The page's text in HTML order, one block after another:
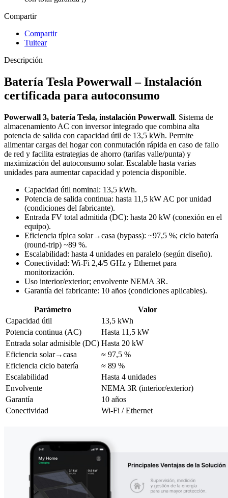
Compartir
Compartir
Tuitear
Descripción
Batería Tesla Powerwall – Instalación
certificada para autoconsumo
Powerwall 3, batería Tesla, instalación Powerwall. Sistema de
almacenamiento AC con inversor integrado que combina alta
potencia de salida con capacidad útil de 13,5 kWh. Permite
alimentar cargas del hogar con conmutación rápida en caso de fallo
de red y facilita estrategias de ahorro (tarifas valle/punta) y
maximización del autoconsumo solar. Escalable hasta varias
unidades para aumentar capacidad y potencia disponible.
Capacidad útil nominal: 13,5 kWh.
Potencia de salida continua: hasta 11,5 kW AC por unidad
(condiciones del fabricante).
Entrada FV total admitida (DC): hasta 20 kW (conexión en el
equipo).
Eficiencia típica solar→casa (bypass): ~97,5 %; ciclo batería
(round-trip) ~89 %.
Escalabilidad: hasta 4 unidades en paralelo (según diseño).
Conectividad: Wi-Fi 2,4/5 GHz y Ethernet para
monitorización.
Uso interior/exterior; envolvente NEMA 3R.
Garantía del fabricante: 10 años (condiciones aplicables).
Parámetro
Valor
Capacidad útil
13,5 kWh
Potencia continua (AC)
Hasta 11,5 kW
Entrada solar admisible (DC) Hasta 20 kW
Eficiencia solar→casa
≈ 97,5 %
Eficiencia ciclo batería
≈ 89 %
Escalabilidad
Hasta 4 unidades
Envolvente
NEMA 3R (interior/exterior)
Garantía
10 años
Conectividad
Wi-Fi / Ethernet